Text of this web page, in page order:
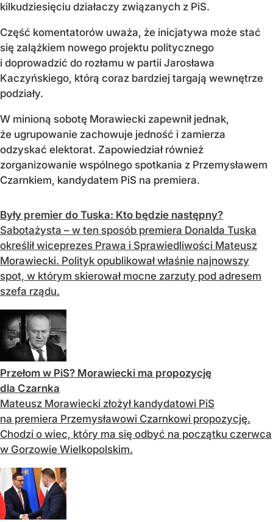
kilkudziesięciu działaczy związanych z PiS.
Część komentatorów uważa, że inicjatywa może stać
się zalążkiem nowego projektu politycznego
i doprowadzić do rozłamu w partii Jarosława
Kaczyńskiego, którą coraz bardziej targają wewnętrze
podziały.
W minioną sobotę Morawiecki zapewnił jednak,
że ugrupowanie zachowuje jedność i zamierza
odzyskać elektorat. Zapowiedział również
zorganizowanie wspólnego spotkania z Przemysławem
Czarnkiem, kandydatem PiS na premiera.
Były premier do Tuska: Kto będzie następny?
Sabotażysta – w ten sposób premiera Donalda Tuska
określił wiceprezes Prawa i Sprawiedliwości Mateusz
Morawiecki. Polityk opublikował właśnie najnowszy
spot, w którym skierował mocne zarzuty pod adresem
szefa rządu.
Przełom w PiS? Morawiecki ma propozycję
dla Czarnka
Mateusz Morawiecki złożył kandydatowi PiS
na premiera Przemysławowi Czarnkowi propozycję.
Chodzi o wiec, który ma się odbyć na początku czerwca
w Gorzowie Wielkopolskim.